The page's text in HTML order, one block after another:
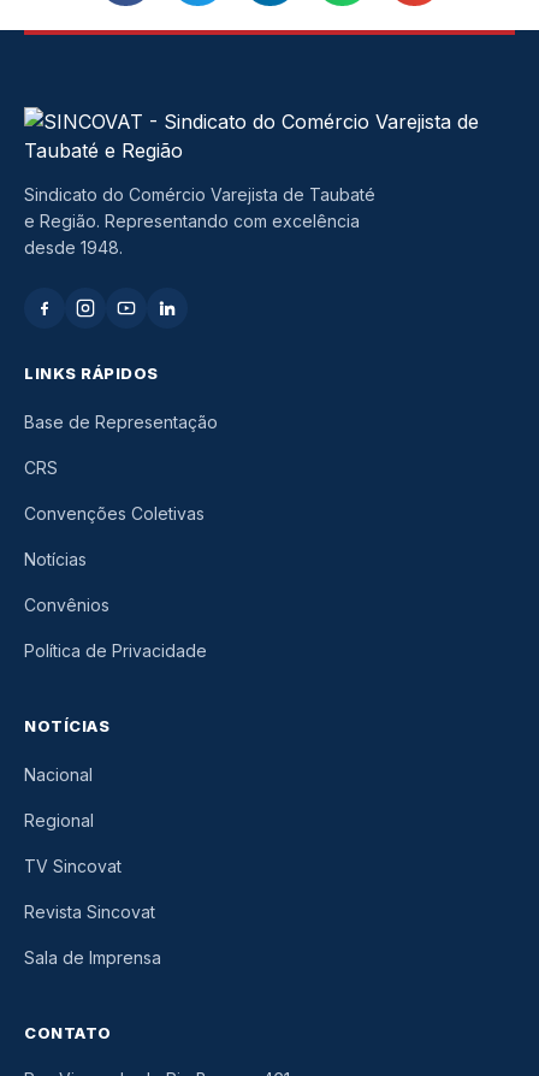
Sindicato do Comércio Varejista de Taubaté
e Região. Representando com excelência
desde 1948.
LINKS RÁPIDOS
Base de Representação
CRS
Convenções Coletivas
Notícias
Convênios
Política de Privacidade
NOTÍCIAS
Nacional
Regional
TV Sincovat
Revista Sincovat
Sala de Imprensa
CONTATO